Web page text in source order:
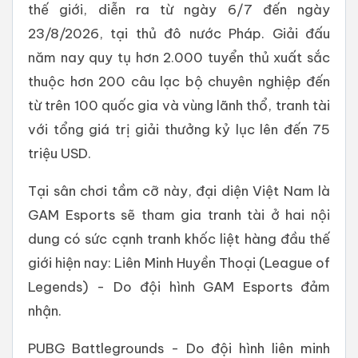
thế giới, diễn ra từ ngày 6/7 đến ngày
23/8/2026, tại thủ đô nước Pháp. Giải đấu
năm nay quy tụ hơn 2.000 tuyển thủ xuất sắc
thuộc hơn 200 câu lạc bộ chuyên nghiệp đến
từ trên 100 quốc gia và vùng lãnh thổ, tranh tài
với tổng giá trị giải thưởng kỷ lục lên đến 75
triệu USD.
Tại sân chơi tầm cỡ này, đại diện Việt Nam là
GAM Esports sẽ tham gia tranh tài ở hai nội
dung có sức cạnh tranh khốc liệt hàng đầu thế
giới hiện nay: Liên Minh Huyền Thoại (League of
Legends) - Do đội hình GAM Esports đảm
nhận.
PUBG Battlegrounds - Do đội hình liên minh